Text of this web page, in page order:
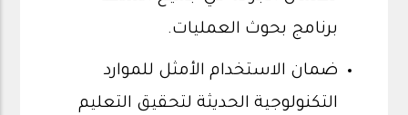
برنامج بحوث العمليات.
ضمان الاستخدام الأمثل للموارد
التكنولوجية الحديثة لتحقيق التعليم